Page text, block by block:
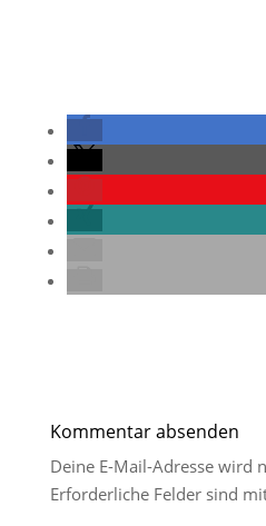
Kommentar absenden
Deine E-Mail-Adresse wird
Erforderliche Felder sind